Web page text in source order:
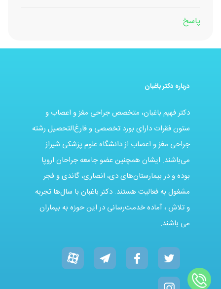
پاسخ
درباره دکتر باغبان
دکتر فهیم باغبان، متخصص جراحی مغز و اعصاب و
ستون فقرات دارای بورد تخصصی و فارغ‌التحصیل رشته
جراحی مغز و اعصاب از دانشگاه علوم پزشکی شیراز
می‌باشند. ایشان همچنین عضو جامعه جراحان اروپا
بوده و در بیمارستان‌های دی، انصاری، گاندی و فجر
مشغول به فعالیت هستند. دکتر باغبان با سال‌ها تجربه
و تلاش ، آماده خدمت‌رسانی در این حوزه به بیماران
می باشند.